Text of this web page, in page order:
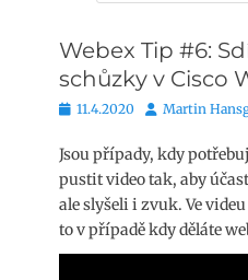
Webex Tip #6:
schůzky v Cisco
Publikováno
11.4.2020 AutorMartin
Jsou případy, kdy
pustit video tak, aby
ale slyšeli i zvuk. Ve
to v případě kdy děláte